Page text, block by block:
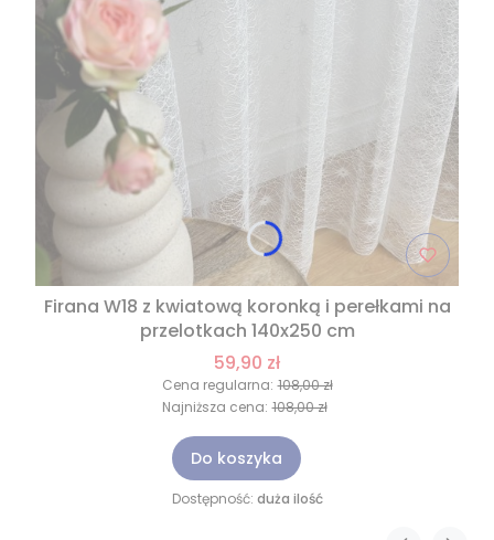
Firana W18 z kwiatową koronką i perełkami na
przelotkach 140x250 cm
59,90 zł
Cena regularna: 108,00 zł
Najniższa cena: 108,00 zł
Do koszyka
Dostępność: duża ilość